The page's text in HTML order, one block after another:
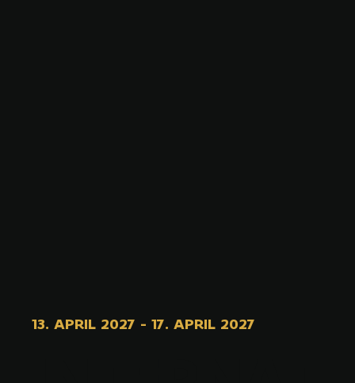
13. APRIL 2027 - 17. APRIL 2027